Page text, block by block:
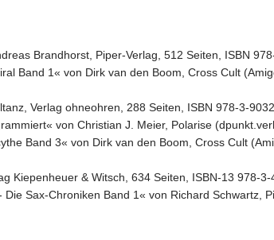
Brandhorst, Piper-Verlag, 512 Seiten, ISBN
Band 1« von Dirk van den Boom, Cross Cult
Verlag ohneohren, 288 Seiten, ISBN 978-3-
von Christian J. Meier, Polarise
Band 3« von Dirk van den Boom, Cross Cult
Kiepenheuer & Witsch, 634 Seiten, ISBN-13 978-
Sax-Chroniken Band 1« von Richard Schwartz,